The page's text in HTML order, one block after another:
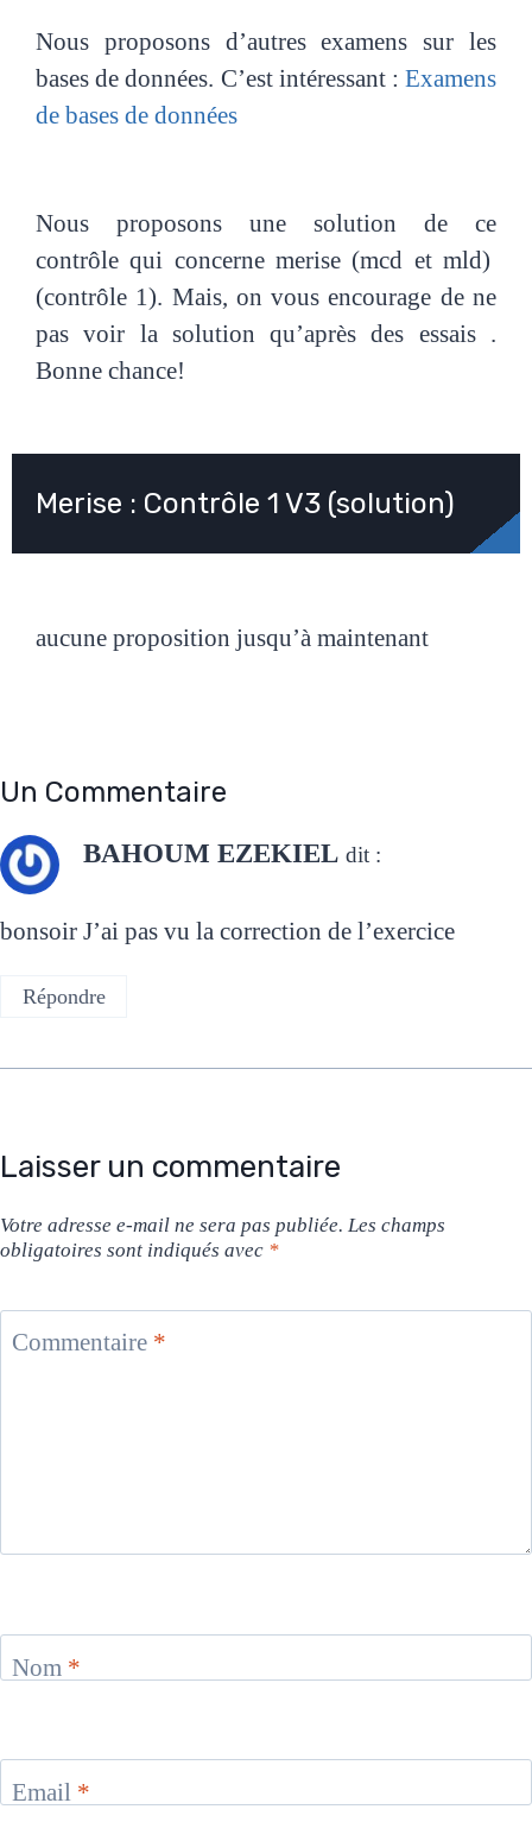
Nous proposons d’autres examens sur les
bases de données. C’est intéressant : Examens
de bases de données
Nous proposons une solution de ce
contrôlequi concerne merise (mcd et mld)
(contrôle 1). Mais, on vous encourage de ne
pas voir la solution qu’après des essais .
Bonne chance!
Merise : Contrôle 1 V3 (solution)
aucune proposition jusqu’à maintenant
Un Commentaire
BAHOUM EZEKIEL dit :
bonsoir J’ai pas vu la correction de l’exercice
Répondre
Laisser un commentaire
Votre adresse e-mail ne sera pas publiée. Les champs
obligatoires sont indiqués avec *
Commentaire *
Nom *
Email *